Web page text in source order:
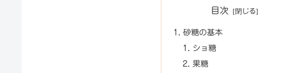
目次
砂糖の基本
ショ糖
果糖